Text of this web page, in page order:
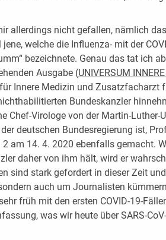
allerdings nicht gefallen, nämlich
jene, welche die Influenza- mit der
bezeichnete. Genau das tat ich
Ausgabe (UNIVERSUM
Innere Medizin und Zusatzfacharzt
Bundeskanzler
Chef-Virologe von der Martin-Luther-
deutschen Bundesregierung ist,
2 am 14. 4. 2020 ebenfalls gemacht.
daher von ihm hält, wird er
sind stark gefordert in dieser Zeit
auch um Journalisten
früh mit den ersten COVID-19-
was wir heute über SARS-